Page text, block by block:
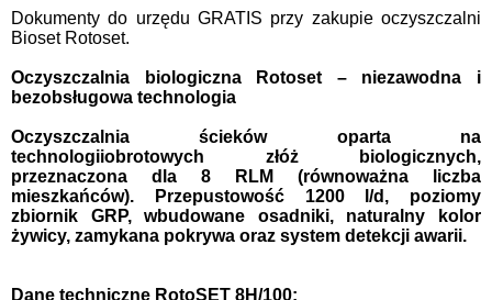
Dokumenty do urzędu GRATIS przy zakupie oczyszczalni
Bioset Rotoset.
Oczyszczalnia biologiczna Rotoset – niezawodna i
bezobsługowa technologia
Oczyszczalnia ścieków oparta na
technologiiobrotowych złóż biologicznych,
przeznaczona dla 8 RLM (równoważna liczba
mieszkańców). Przepustowość 1200l/d , poziomy
zbiornik GRP, wbudowane osadniki, naturalny kolor
żywicy, zamykana pokrywa oraz system detekcji awarii.
Dane techniczne RotoSET 8H/100: